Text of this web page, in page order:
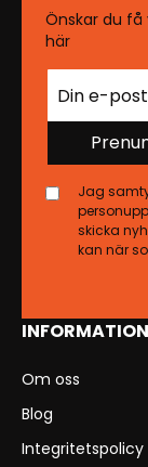
INFORMATION
Om oss
Blog
Integritetspolicy
Önskar du
här
Jag
skicka
kan när